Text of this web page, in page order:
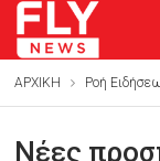
ΑΡΧΙΚΗ Ροή
Nέες